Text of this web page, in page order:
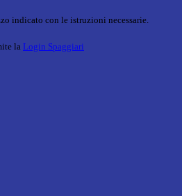
indicato con le istruzioni necessarie.
la Login Spaggiari